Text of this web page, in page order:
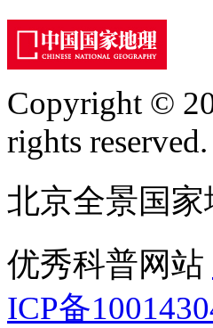
Copyright ©
rights reserved.
北京全景国
优秀科普网站
ICP备